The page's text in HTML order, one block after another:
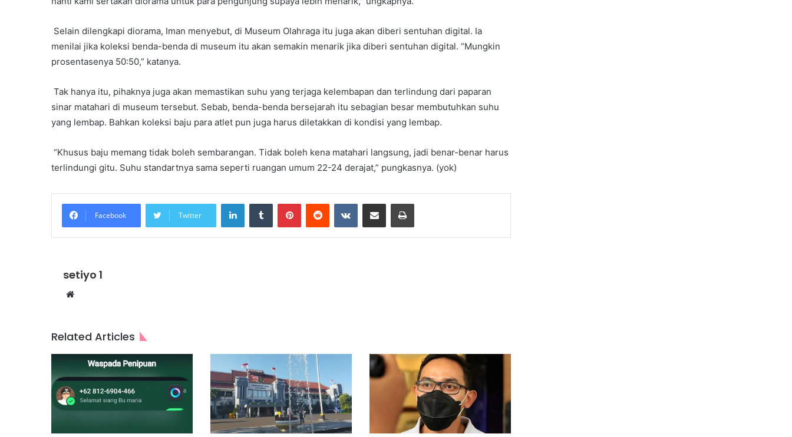
Selain dilengkapi diorama, Iman menyebut, di Museum Olahraga itu juga akan diberi sentuhan digital. Ia
menilai jika koleksi benda-benda di museum itu akan semakin menarik jika diberi sentuhan digital. “Mungkin
prosentasenya 50:50,” katanya.
Tak hanya itu, pihaknya juga akan memastikan suhu yang terjaga kelembapan dan terlindung dari paparan
sinar matahari di museum tersebut. Sebab, benda-benda bersejarah itu sebagian besar membutuhkan suhu
yang lembap. Bahkan koleksi baju para atlet pun juga harus diletakkan di kondisi yang lembap.
“Khusus baju memang tidak boleh sembarangan. Tidak boleh kena matahari langsung, jadi benar-benar harus
terlindungi gitu. Suhu standartnya sama seperti ruangan umum 22-24 derajat,” pungkasnya. (yok)
Facebook Twitter
LinkedInTumblr PinterestReddit VKontakteShare via Email Print
setiyo 1
Website
Related Articles